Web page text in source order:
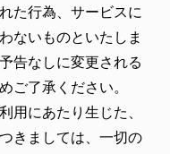
た行為、サービスに
ないものといたしま
告なしに変更される
ご了承ください。
用にあたり生じた、
きましては、一切の